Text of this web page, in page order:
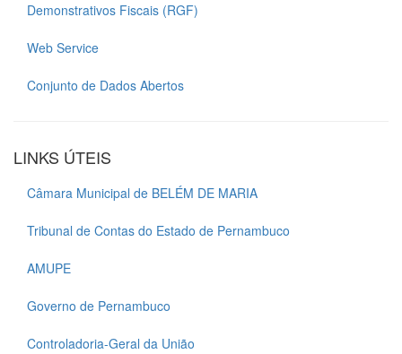
Demonstrativos Fiscais (RGF)
Web Service
Conjunto de Dados Abertos
LINKS ÚTEIS
Câmara Municipal de BELÉM DE MARIA
Tribunal de Contas do Estado de Pernambuco
AMUPE
Governo de Pernambuco
Controladoria-Geral da União